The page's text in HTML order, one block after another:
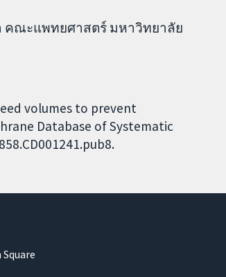
คณะแพทยศาสตร์ มหาวิทยาลัย
volumes to prevent
Database of Systematic
Square